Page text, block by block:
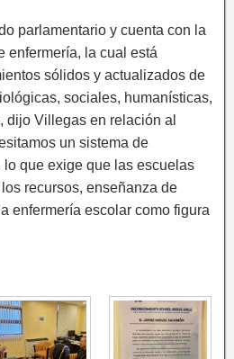
parlamentario y cuenta con la
enfermería, la cual está
sólidos y actualizados de
sociales, humanísticas,
dijo Villegas en relación al
un sistema de
que exige que las escuelas
recursos, enseñanza de
enfermería escolar como figura